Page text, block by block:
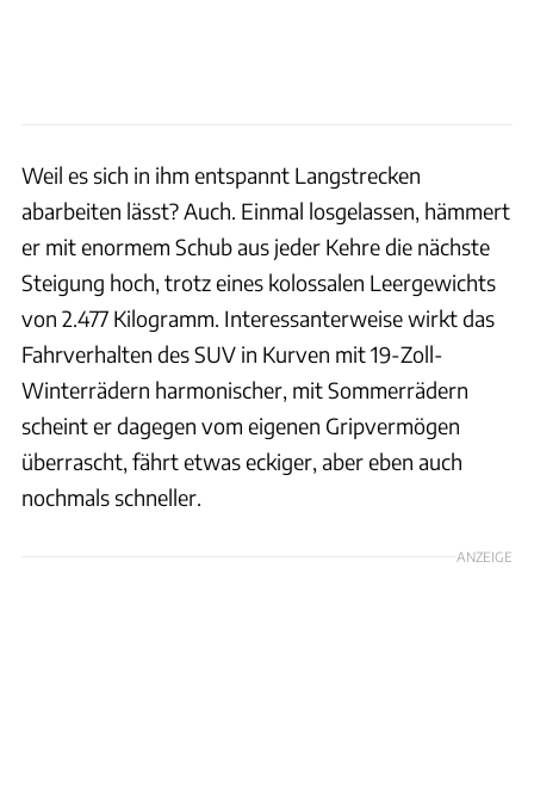
Weil es sich in ihm entspannt Langstrecken
abarbeiten lässt? Auch. Einmal losgelassen, hämmert
er mit enormem Schub aus jeder Kehre die nächste
Steigung hoch, trotz eines kolossalen Leergewichts
von 2.477 Kilogramm. Interessanterweise wirkt das
Fahrverhalten des SUV in Kurven mit 19-Zoll-
Winterrädern harmonischer, mit Sommerrädern
scheint er dagegen vom eigenen Gripvermögen
überrascht, fährt etwas eckiger, aber eben auch
nochmals schneller.
ANZEIGE